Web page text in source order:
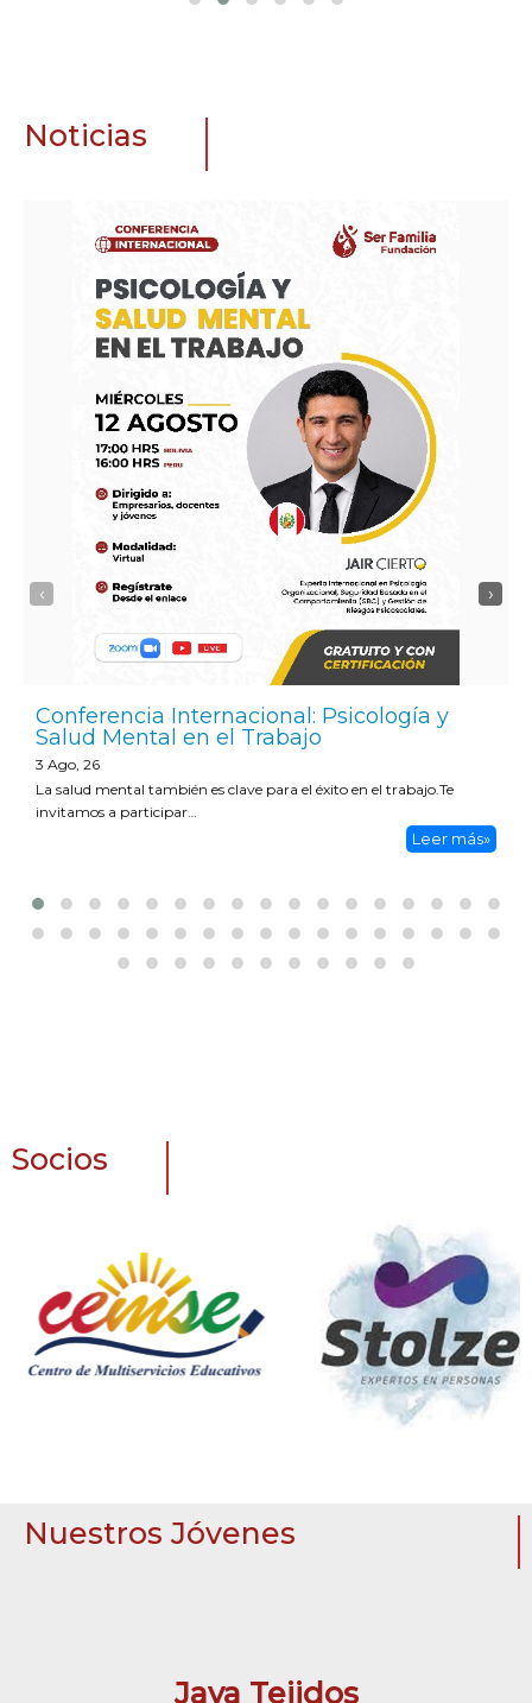
Noticias
Conferencia Internacional: Psicología y
Salud Mental en el Trabajo
3 Ago, 26
La salud mental también es clave para el éxito en el trabajo.Te
invitamos a participar…
Leer más»
‹ ›
Socios
Nuestros Jóvenes
Jaya Tejidos